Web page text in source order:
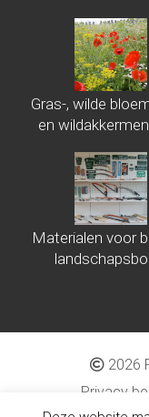
Gras-, wilde
en
Materialen voor
2026
Privacy